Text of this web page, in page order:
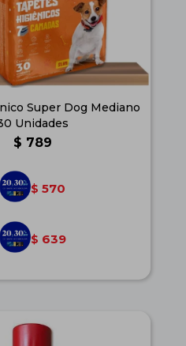
Super Dog Mediano
Unidades
$ 789
$ 570
$ 639